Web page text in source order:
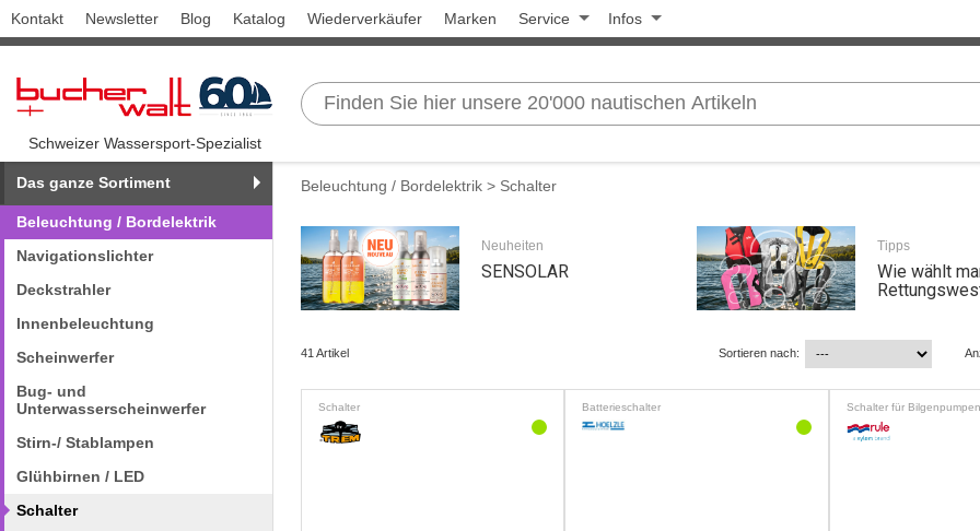
Kontakt Newsletter Blog Katalog Wiederverkäufer Marken Service Infos
Schweizer Wassersport-Spezialist
Das ganze Sortiment
Beleuchtung / Bordelektrik
Navigationslichter
Deckstrahler
Innenbeleuchtung
Scheinwerfer
Bug- und
Unterwasserscheinwerfer
Stirn-/ Stablampen
Glühbirnen / LED
Schalter
Beleuchtung / Bordelektrik > Schalter
Neuheiten
SENSOLAR
Tipps
Wie wählt
41 Artikel Sortieren nach:
Schalter Batterieschalter Schalter für Bilgenpumpen